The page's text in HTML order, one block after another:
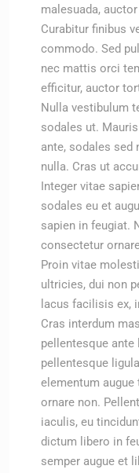
malesuada,
Curabitur finibus
commodo. Sed
nec mattis orci
efficitur, auctor
Nulla vestibulum
sodales ut.
ante, sodales sed
nulla. Cras ut
Integer vitae
sodales eu et
sapien in feugiat.
consectetur
Proin vitae
ultricies, dui non
lacus facilisis ex,
Cras interdum
pellentesque
pellentesque
elementum
ornare non.
iaculis, eu
dictum libero in
semper augue et